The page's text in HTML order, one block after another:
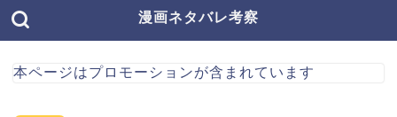
漫画ネタバレ考察
本ページはプロモーションが含まれています